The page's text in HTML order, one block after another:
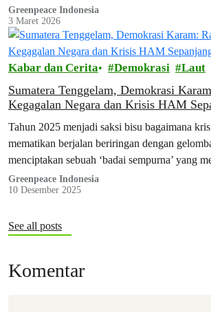
yang dialami 25 awak…
Greenpeace Indonesia
3 Maret 2026
Kabar dan Cerita Demokrasi Laut
Sumatera Tenggelam, Demokrasi
Kegagalan Negara dan Krisis HAM
Tahun 2025 menjadi saksi bisu bagaimana
mematikan berjalan beriringan dengan
menciptakan sebuah ‘badai sempurna’ yang
membungkam suara rakyat secara sistematis.
Greenpeace Indonesia
10 Desember 2025
See all posts
Komentar